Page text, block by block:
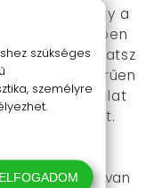
hogy a
környezetben
Borotválkozhatsz
vagy egyszerűen
meg használat
maradhat.
akkumulátor
tudod, mikor van
szükséges
személyre
ELFOGADOM